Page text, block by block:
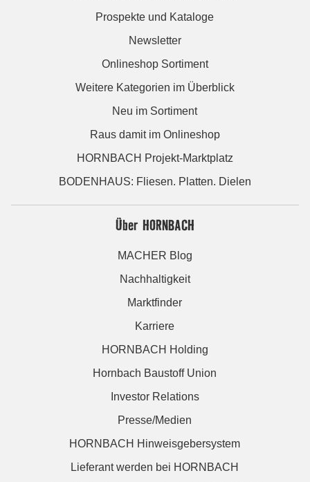
Prospekte und Kataloge
Newsletter
Onlineshop Sortiment
Weitere Kategorien im Überblick
Neu im Sortiment
Raus damit im Onlineshop
HORNBACH Projekt-Marktplatz
BODENHAUS: Fliesen. Platten. Dielen
Über HORNBACH
MACHER Blog
Nachhaltigkeit
Marktfinder
Karriere
HORNBACH Holding
Hornbach Baustoff Union
Investor Relations
Presse/Medien
HORNBACH Hinweisgebersystem
Lieferant werden bei HORNBACH